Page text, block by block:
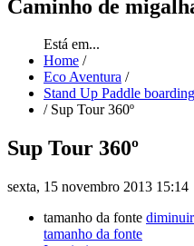
Caminho de
Está em...
Home /
Eco Aventura /
Stand Up Paddle boarding
/ Sup Tour 360º
Sup Tour 360º
sexta, 15 novembro 2013 15:14
tamanho da fonte
tamanho da fonte